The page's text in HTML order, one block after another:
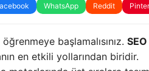
WhatsApp Reddit
başlamalısınız.
en etkili yollarından biridir.